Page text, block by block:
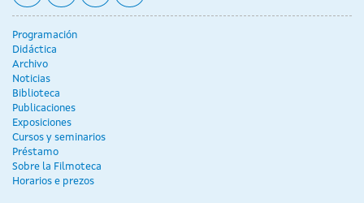
Programación
Didáctica
Archivo
Noticias
Biblioteca
Publicaciones
Exposiciones
Cursos y seminarios
Préstamo
Sobre la Filmoteca
Horarios e prezos